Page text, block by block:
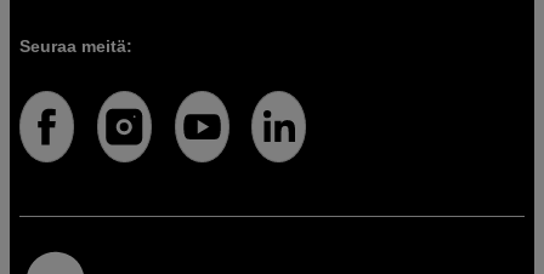
Seuraa meitä: